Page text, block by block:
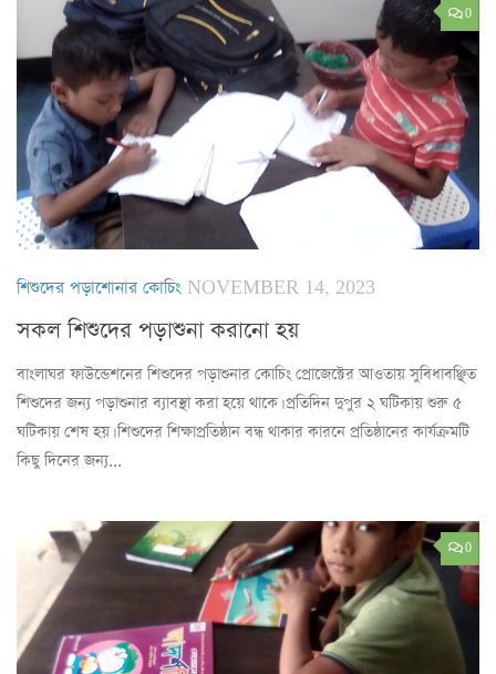
0
শিশুদের পড়াশোনার কোচিং NOVEMBER 14, 2023
সকল শিশুদের পড়াশুনা করানো হয়
বাংলাঘর ফাউন্ডেশনের শিশুদের পড়াশুনার কোচিং প্রোজেক্টের আওতায় সুবিধাবঞ্ছিত
শিশুদের জন্য পড়াশুনার ব্যাবস্থা করা হয়ে থাকে। প্রতিদিন দুপুর ২ ঘটিকায় শুরু ৫
ঘটিকায় শেষ হয়। শিশুদের শিক্ষাপ্রতিষ্ঠান বন্ধ থাকার কারনে প্রতিষ্ঠানের কার্যক্রমটি
কিছু দিনের জন্য...
0